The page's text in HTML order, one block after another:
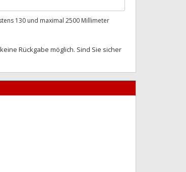
130 und maximal 2500 Millimeter
Rückgabe möglich. Sind Sie sicher